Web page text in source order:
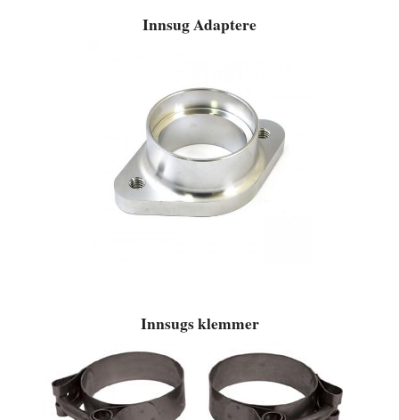
Innsug Adaptere
Innsugs klemmer